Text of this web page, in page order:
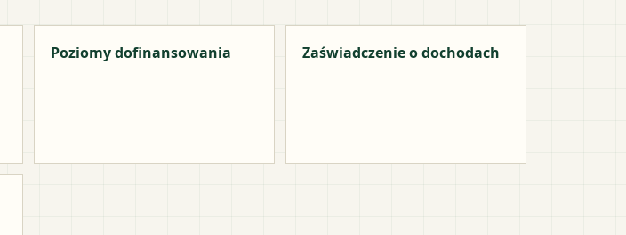
Poziomy dofinansowania Zaświadczenie o dochodach